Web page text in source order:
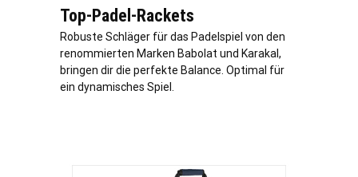
Top-Padel-Rackets
Robuste Schläger für das Padelspiel von den
renommierten Marken Babolat und Karakal,
bringen dir die perfekte Balance. Optimal für
ein dynamisches Spiel.